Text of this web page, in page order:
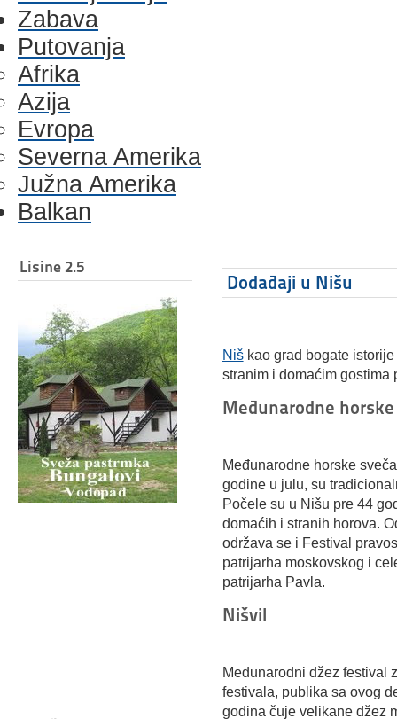
Zabava
Putovanja
Afrika
Azija
Evropa
Severna Amerika
Južna Amerika
Balkan
Lisine 2.5
Dodađaji u Nišu
Niškao grad bogate
stranim i domaćim gostima
Međunarodne
Međunarodne horske
godine u julu, su
Počele su u Nišu pre 44
domaćih i stranih horova.
održava se i Festival
patrijarha moskovskog i
patrijarha Pavla.
Nišvil
Međunarodni džez festival
festivala, publika sa ovog
godina čuje velikane džez